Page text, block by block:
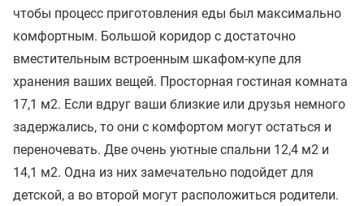
чтобы процесс приготовления еды был максимально
комфортным. Большой коридор с достаточно
вместительным встроенным шкафом-купе для
хранения ваших вещей. Просторная гостиная комната
17,1 м2. Если вдруг ваши близкие или друзья немного
задержались, то они с комфортом могут остаться и
переночевать. Две очень уютные спальни 12,4 м2 и
14,1 м2. Одна из них замечательно подойдет для
детской, а во второй могут расположиться родители.